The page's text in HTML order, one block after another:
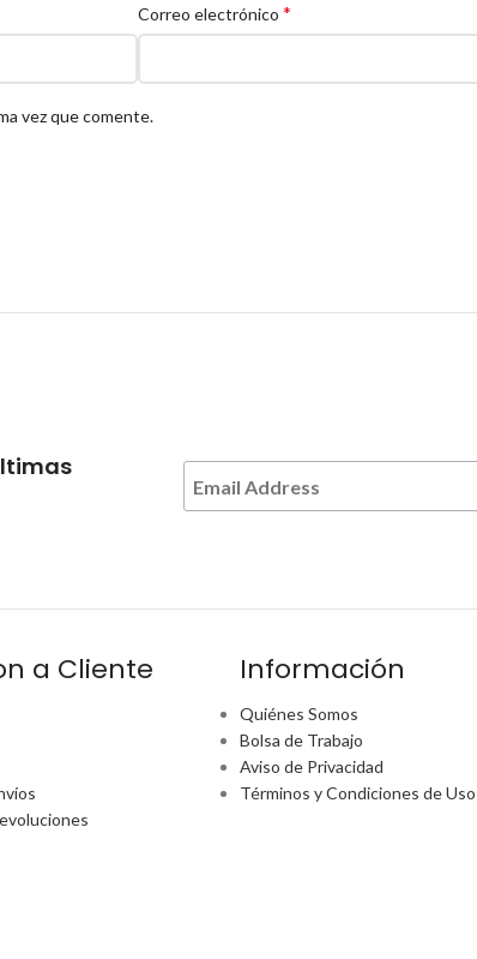
Correo electrónico *
vez que comente.
a Cliente Información
Quiénes Somos
Bolsa de Trabajo
Aviso de Privacidad
Términos y Condiciones de Uso